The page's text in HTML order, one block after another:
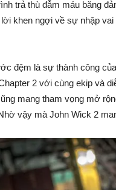
trả thù đẫm máu băng
khen ngợi về sự nhập
đệm là sự thành công
2 với cùng ekip và
mang tham vọng mở
vậy mà John Wick 2